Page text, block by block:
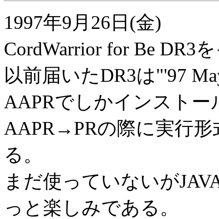
1997年9月26日(金)
CordWarrior for Be DR3
以前届いたDR3は"'97
AAPRでしかインスト
AAPR→PRの際に実行
る。
まだ使っていないが
っと楽しみである。